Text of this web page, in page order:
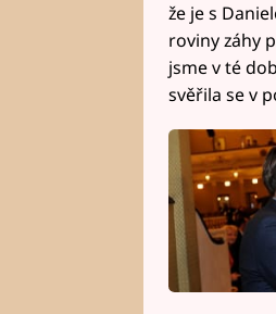
že je s
roviny záhy
jsme v té
svěřila se v